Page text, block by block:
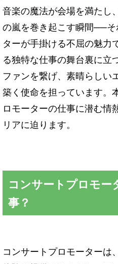
音楽の魔法が会場を満たし
の嵐を巻き起こす瞬間──
ターが手掛ける不屈の魅力
る独特な仕事の舞台裏に立
ファンを繋げ、素晴らしい
築く使命を担っています。
ロモーターの仕事に潜む情
リアに迫ります。
コンサートプロモー
事？
コンサートプロモーターは